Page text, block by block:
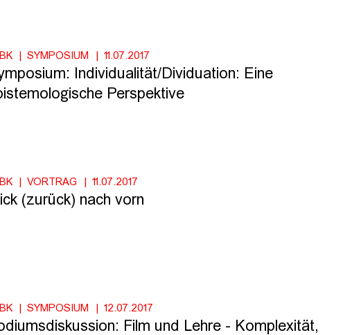
SYMPOSIUM 11.07.2017
Individualität/Dividuation: Eine
Perspektive
VORTRAG 11.07.2017
(zurück) nach vorn
SYMPOSIUM 12.07.2017
Film und Lehre - Komplexität,